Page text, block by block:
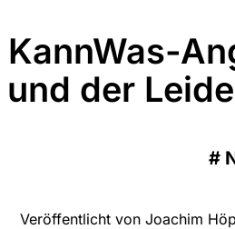
KannWas-
und der
#
Veröffentlicht von Joachim